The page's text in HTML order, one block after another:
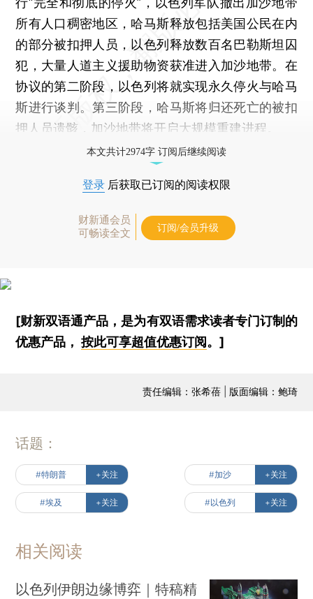
所有人口稠密地区，哈马斯释放包括美国公民在内
的部分被扣押人员，以色列释放数百名巴勒斯坦囚
犯，大量人道主义援助物资获准进入加沙地带。在
协议的第二阶段，以色列将就实现永久停火与哈马
斯进行谈判。第三阶段，哈马斯将归还死亡的被扣
押人员遗骸，加沙地带将开启大规模重建进程。
本文共计2974字 订阅后继续阅读
登录 后获取已订阅的阅读权限
财新通会员
可畅读全文
订阅/会员升级
[财新双语通产品，是为有双语需求读者专门订制的
优惠产品，按此可享超值优惠订阅。]
责任编辑：张希蓓 | 版面编辑：鲍琦
话题：
#特朗普 +关注 #加沙 +关注
#埃及 +关注 #以色列 +关注
相关阅读
以色列伊朗边缘博弈｜特稿精